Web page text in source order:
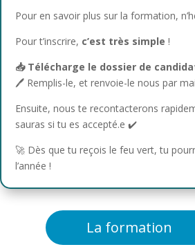
Pour en savoir plus sur la formation,
Pour t’inscrire, c’est très simple !
📥 Télécharge le dossier de
🖊️ Remplis-le, et renvoie-le nous par
Ensuite, nous te recontacterons
sauras si tu es accepté.e ✔️
🚀 Dès que tu reçois le feu vert, tu
l’année !
La formation